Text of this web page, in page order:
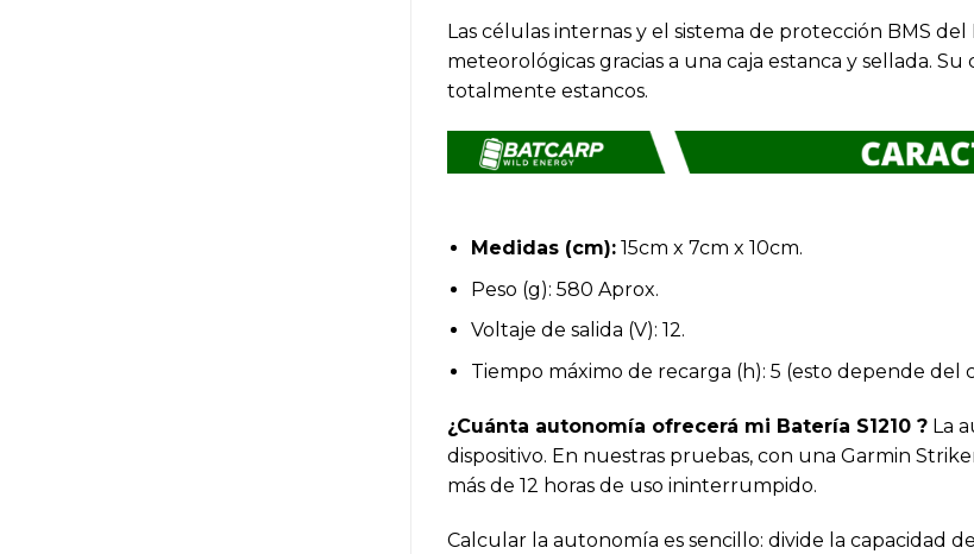
Las células internas y el sistema de protección BMS
meteorológicas gracias a una caja estanca y sellada.
totalmente estancos.
Medidas (cm): 15cm x 7cm x 10cm.
Peso (g): 580 Aprox.
Voltaje de salida (V): 12.
Tiempo máximo de recarga (h): 5 (esto depende del
¿Cuánta autonomía ofrecerá mi Batería S1210 ?La
dispositivo. En nuestras pruebas, con una Garmin
más de 12 horas de uso ininterrumpido.
Calcular la autonomía es sencillo: divide la capacidad